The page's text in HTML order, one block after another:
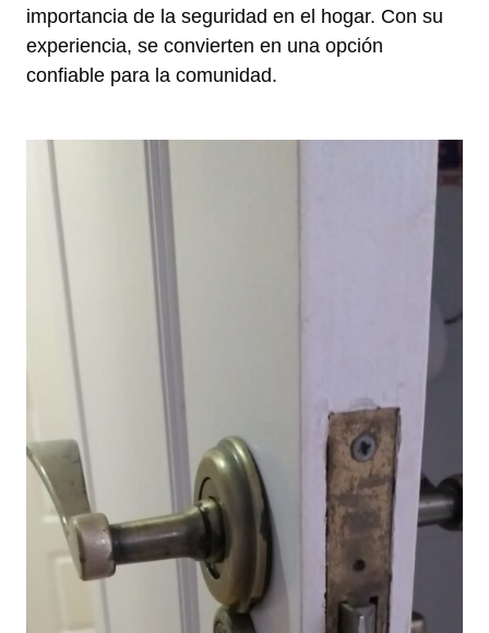
importancia de la seguridad en el hogar. Con su
experiencia, se convierten en una opción
confiable para la comunidad.